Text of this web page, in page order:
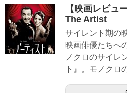
【映画レビュ
The Artist
サイレント期の
映画俳優たちへ
ノクロのサイレ
ト』。モノクロ